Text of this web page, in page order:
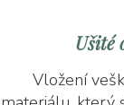
Ušité
Vložení